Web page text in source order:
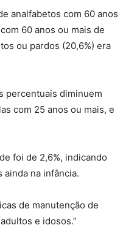
analfabetos com 60 anos
60 anos ou mais de
ou pardos (20,6%) era
percentuais diminuem
com 25 anos ou mais, e
foi de 2,6%, indicando
ainda na infância.
de manutenção de
e idosos.”